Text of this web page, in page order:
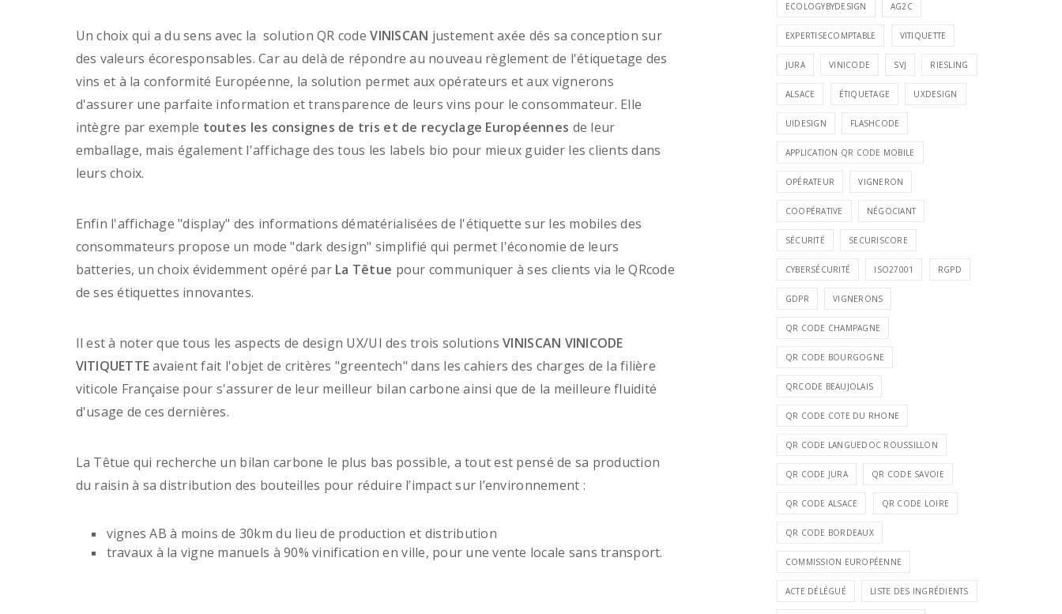
Un choix qui a du sens avec la solution QR codeVINISCAN justement axée dés sa conception sur
des valeurs écoresponsables. Car au delà de répondre au nouveau règlement de l'étiquetage des
vins et à la conformité Européenne, la solution permet aux opérateurs et aux vignerons
d'assurer une parfaite information et transparence de leurs vins pour le consommateur. Elle
intègre par exemple toutes les consignes de tris et de recyclage Européennes de leur
emballage, mais également l'affichage des tous les labels bio pour mieux guider les clients dans
leurs choix.
Enfin l'affichage "display" des informations dématérialisées de l'étiquette sur les mobiles des
consommateurs propose un mode "dark design" simplifié qui permet l'économie de leurs
batteries, un choix évidemment opéré par La Têtue pour communiquer à ses clients via le QRcode
de ses étiquettes innovantes.
Il est à noter que tous les aspects de design UX/UI des trois solutionsVINISCAN VINICODE
VITIQUETTEavaient fait l'objet de critères "greentech" dans les cahiers des charges de la filière
viticole Française pour s'assurer de leur meilleur bilan carbone ainsi que de la meilleure fluidité
d'usage de ces dernières.
La Têtue qui recherche un bilan carbone le plus bas possible, a tout est pensé de sa production
du raisin à sa distribution des bouteilles pour réduire l’impact sur l’environnement :
vignes AB à moins de 30km du lieu de production et distribution
travaux à la vigne manuels à 90% vinification en ville, pour une vente locale sans transport.
ECOLOGYBYDESIGN AG2C
EXPERTISECOMPTABLE VITIQUETTE
JURA VINICODE SVJ RIESLING
ALSACE ÉTIQUETAGE UXDESIGN
UIDESIGN FLASHCODE
APPLICATION QR CODE MOBILE
OPÉRATEUR VIGNERON
COOPÉRATIVE NÉGOCIANT
SÉCURITÉ SECURISCORE
CYBERSÉCURITÉ ISO27001 RGPD
GDPR VIGNERONS
QR CODE CHAMPAGNE
QR CODE BOURGOGNE
QRCODE BEAUJOLAIS
QR CODE COTE DU RHONE
QR CODE LANGUEDOC ROUSSILLON
QR CODE JURA QR CODE SAVOIE
QR CODE ALSACE QR CODE LOIRE
QR CODE BORDEAUX
COMMISSION EUROPÉENNE
ACTE DÉLÉGUÉ LISTE DES INGRÉDIENTS